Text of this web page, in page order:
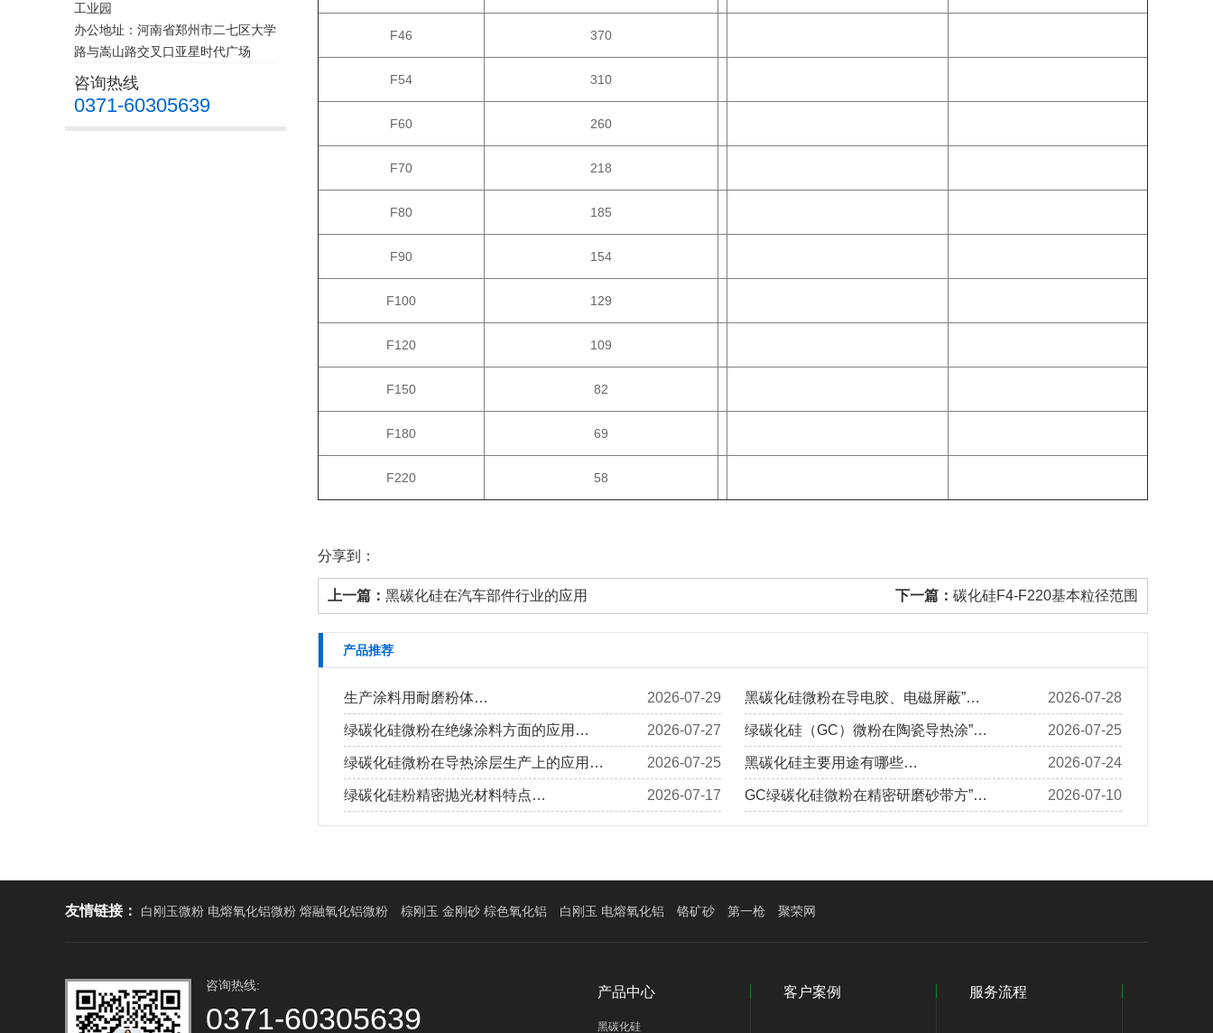
工业园
办公地址：河南省郑州市二七区大学
路与嵩山路交叉口亚星时代广场
咨询热线
0371-60305639
F46 370
F54 310
F60 260
F70 218
F80 185
F90 154
F100 129
F120 109
F150 82
F180 69
F220 58
分享到：
上一篇： 黑碳化硅在汽车部件行业的应用 下一篇： 碳化硅F4-F220基本粒径范围
产品推荐
2026-07-29
生产涂料用耐磨粉体… 2026-07-28
黑碳化硅微粉在导电胶、电磁屏蔽”…
2026-07-27
绿碳化硅微粉在绝缘涂料方面的应用… 2026-07-25
绿碳化硅（GC）微粉在陶瓷导热涂”…
2026-07-25
绿碳化硅微粉在导热涂层生产上的应用… 2026-07-24
黑碳化硅主要用途有哪些…
2026-07-17
绿碳化硅粉精密抛光材料特点… 2026-07-10
GC绿碳化硅微粉在精密研磨砂带方”…
友情链接： 白刚玉微粉 电熔氧化铝微粉 熔融氧化铝微粉 棕刚玉 金刚砂 棕色氧化铝 白刚玉 电熔氧化铝 铬矿砂 第一枪 聚荣网
咨询热线:
0371-60305639
产品中心
黑碳化硅
客户案例 服务流程